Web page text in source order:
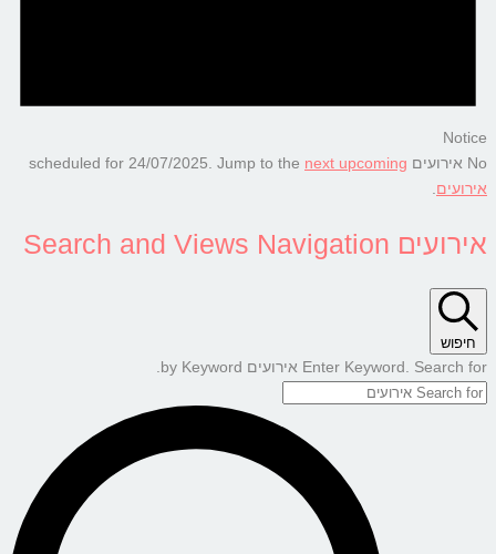
Notice
No אירועים scheduled for 24/07/2025. Jump to the
next upcoming
אירועים
אירועים Search and Views Navigation
חיפוש
Enter Keyword. Search for אירועים by Keyword.